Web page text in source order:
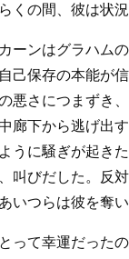
くの間、彼は状
ーンはグラハム
己保存の本能が
悪さにつまずき
廊下から逃げ出
うに騒ぎが起き
叫びだした。反
いつらは彼を奪
って幸運だった